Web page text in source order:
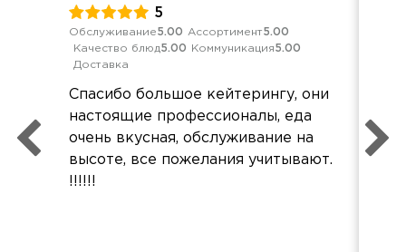
5
Обслуживание5.00 Ассортимент5.00
Качество блюд5.00 Коммуникация5.00
Доставка
Спасибо большое кейтерингу, они
настоящие профессионалы, еда
очень вкусная, обслуживание на
высоте, все пожелания учитывают.
!!!!!!
и